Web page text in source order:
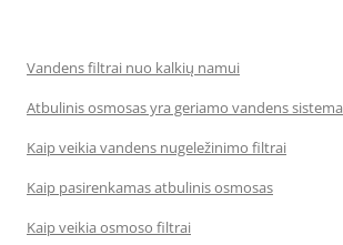
Vandens filtrai nuo kalkių namui
Atbulinis osmosas yra geriamo vandens sistema
Kaip veikia vandens nugeležinimo filtrai
Kaip pasirenkamas atbulinis osmosas
Kaip veikia osmoso filtrai